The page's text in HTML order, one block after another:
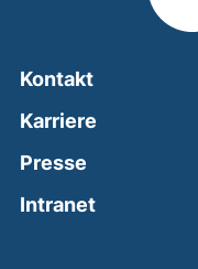
Kontakt
Karriere
Presse
Intranet(external